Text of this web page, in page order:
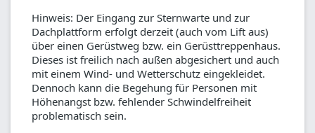
Hinweis: Der Eingang zur Sternwarte und zur
Dachplattform erfolgt derzeit (auch vom Lift aus)
über einen Gerüstweg bzw. ein Gerüsttreppenhaus.
Dieses ist freilich nach außen abgesichert und auch
mit einem Wind- und Wetterschutz eingekleidet.
Dennoch kann die Begehung für Personen mit
Höhenangst bzw. fehlender Schwindelfreiheit
problematisch sein.